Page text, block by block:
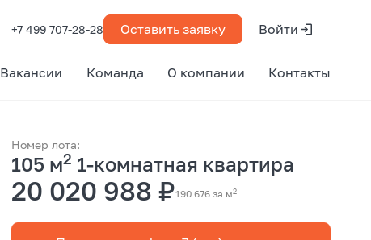
+7 499 707-28-28 Оставить заявку Войти
Вакансии Команда О компании Контакты
Номер лота:
105 м2 1-комнатная квартира
20 020 988 ₽190 676 за м2